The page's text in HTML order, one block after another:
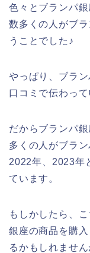
色々とブランパ
数多くの人がブ
うことでした♪
やっぱり、ブラ
口コミで伝わっ
だからブランパ
多くの人がブラ
2022年、2023年
ています。
もしかしたら、
銀座の商品を購
るかもしれません